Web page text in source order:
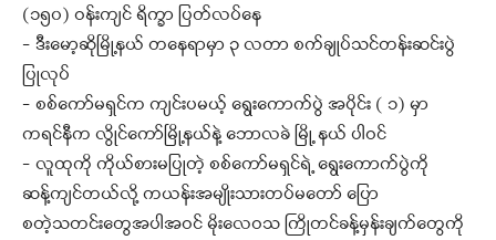
(၁၅၀) ဝန်းကျင် ရိက္ခာ ပြတ်လပ်နေ
– ဒီးမော့ဆိုမြို့နယ် တနေရာမှာ ၃ လတာ စက်ချုပ်သင်တန်းဆင်းပွဲ
ပြုလုပ်
– စစ်ကော်မရှင်က ကျင်းပမယ့် ရွေးကောက်ပွဲ အပိုင်း ( ၁) မှာ
ကရင်နီက လွိုင်ကော်မြို့နယ်နဲ့ ဘောလခဲ မြို့ နယ် ပါဝင်
– လူထုကို ကိုယ်စားမပြုတဲ့ စစ်ကော်မရှင်ရဲ့ ရွေးကောက်ပွဲကို
ဆန့်ကျင်တယ်လို့ ကယန်းအမျိုးသားတပ်မတော် ပြော
စတဲ့သတင်းတွေအပါအဝင် မိုးလေဝသ ကြိုတင်ခန့်မှန်းချက်တွေကို